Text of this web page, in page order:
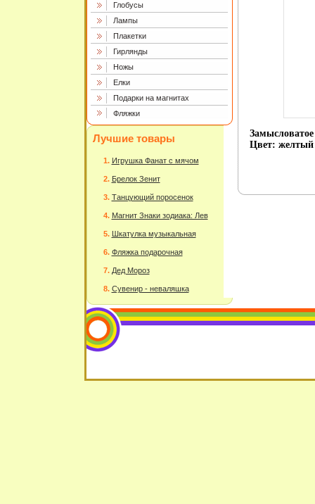
Глобусы
Лампы
Плакетки
Гирлянды
Ножы
Елки
Подарки на магнитах
Фляжки
Лучшие товары
Игрушка Фанат с мячом
Брелок Зенит
Танцующий поросенок
Магнит Знаки зодиака: Лев
Шкатулка музыкальная
Фляжка подарочная
Дед Мороз
Сувенир - неваляшка
Цвет: желтый